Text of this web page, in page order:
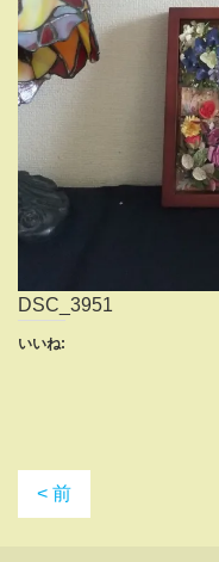
DSC_3951
いいね:
< 前